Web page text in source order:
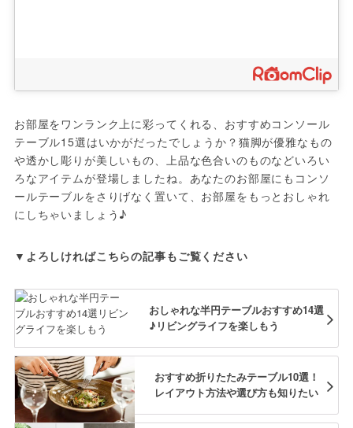
お部屋をワンランク上に彩ってくれる、おすすめコンソール
テーブル15選はいかがだったでしょうか？猫脚が優雅なもの
や透かし彫りが美しいもの、上品な色合いのものなどいろい
ろなアイテムが登場しましたね。あなたのお部屋にもコンソ
ールテーブルをさりげなく置いて、お部屋をもっとおしゃれ
にしちゃいましょう♪
▼よろしければこちらの記事もご覧ください
おしゃれな半円テーブルおすすめ14選
♪リビングライフを楽しもう
おすすめ折りたたみテーブル10選！
レイアウト方法や選び方も知りたい